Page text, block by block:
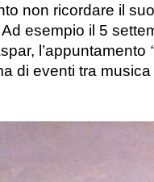
non ricordare il
esempio il 5
l’appuntamento
di eventi tra